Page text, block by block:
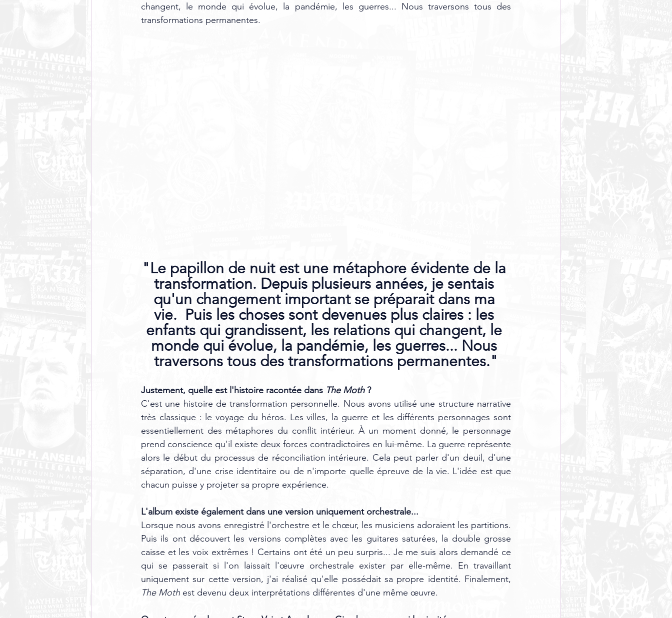
changent, le monde qui évolue, la pandémie, les guerres... Nous traversons tous des
transformations permanentes.
"Le papillon de nuit est une métaphore évidente de la
transformation. Depuis plusieurs années, je sentais
qu'un changement important se préparait dans ma
vie.  Puis les choses sont devenues plus claires : les
enfants qui grandissent, les relations qui changent, le
monde qui évolue, la pandémie, les guerres... Nous
traversons tous des transformations permanentes."
Justement, quelle est l'histoire racontée dans The Moth ?
C'est une histoire de transformation personnelle. Nous avons utilisé une structure narrative
très classique : le voyage du héros. Les villes, la guerre et les différents personnages sont
essentiellement des métaphores du conflit intérieur. À un moment donné, le personnage
prend conscience qu'il existe deux forces contradictoires en lui-même. La guerre représente
alors le début du processus de réconciliation intérieure. Cela peut parler d'un deuil, d'une
séparation, d'une crise identitaire ou de n'importe quelle épreuve de la vie. L'idée est que
chacun puisse y projeter sa propre expérience.
L'album existe également dans une version uniquement orchestrale...
Lorsque nous avons enregistré l'orchestre et le chœur, les musiciens adoraient les partitions.
Puis ils ont découvert les versions complètes avec les guitares saturées, la double grosse
caisse et les voix extrêmes ! Certains ont été un peu surpris... Je me suis alors demandé ce
qui se passerait si l'on laissait l'œuvre orchestrale exister par elle-même. En travaillant
The Moth est devenu deux interprétations différentes d'une même œuvre.